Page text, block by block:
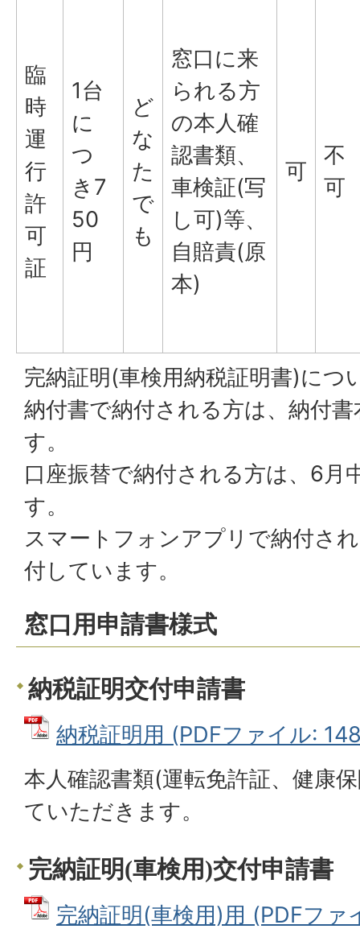
臨
時
運
行
許
可
証
1台
に
つ
き7
50
円
ど
な
た
で
も
窓口に来
られる方
の本人確
認書類、
車検証(写
し可)等、
自賠責(原
本)
可
不
可
完納証明(車検用納税証明書)につ
納付書で納付される方は、納付
す。
口座振替で納付される方は、6月
す。
スマートフォンアプリで納付さ
付しています。
窓口用申請書様式
納税証明交付申請書
納税証明用 (PDFファイル:
本人確認書類(運転免許証、健康
ていただきます。
完納証明(車検用)交付申請書
完納証明(車検用)用 (PDFファ